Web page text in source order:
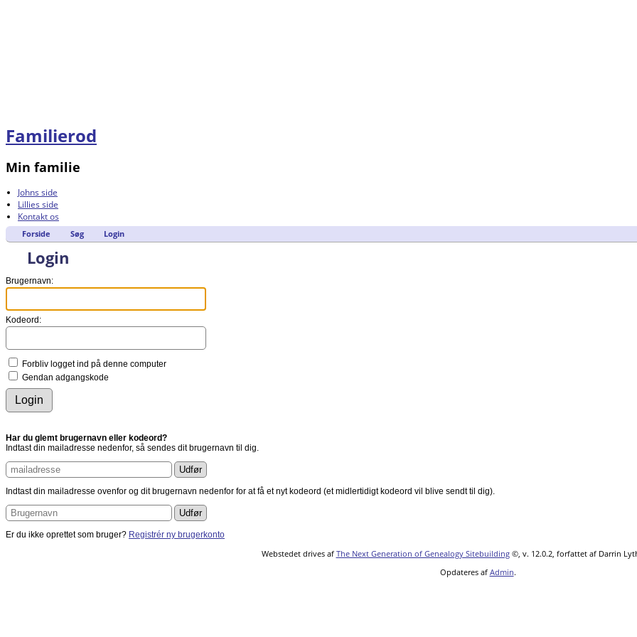
Familierod
Min familie
Johns side
Lillies side
Kontakt os
Forside Søg Login
Login
Brugernavn:
Kodeord:
Forbliv logget ind på denne computer
Gendan adgangskode
Har du glemt brugernavn eller kodeord?
Indtast din mailadresse nedenfor, så sendes dit brugernavn til dig.
Indtast din mailadresse ovenfor og dit brugernavn nedenfor for at få et nyt kodeord (et midlertidigt kodeord vil blive sendt til dig).
Er du ikke oprettet som bruger? Registrér ny brugerkonto
Webstedet drives af The Next Generation of Genealogy Sitebuilding©, v. 12.0.2, forfattet af Darrin
Opdateres af Admin.